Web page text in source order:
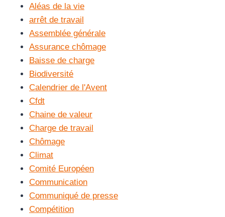
Aléas de la vie
arrêt de travail
Assemblée générale
Assurance chômage
Baisse de charge
Biodiversité
Calendrier de l'Avent
Cfdt
Chaine de valeur
Charge de travail
Chômage
Climat
Comité Européen
Communication
Communiqué de presse
Compétition